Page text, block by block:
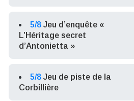
5/8 Jeu d’enquête «
L’Héritage secret
d’Antonietta »
5/8 Jeu de piste de la
Corbillière